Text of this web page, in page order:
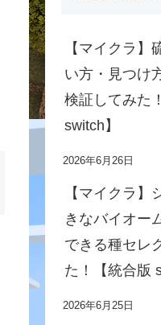
【マイクラ】
い方・見つけ
検証してみた
switch】
2026年6月26日
【マイクラ
きなバイオー
できる種セレ
た！【統合版
2026年6月25日